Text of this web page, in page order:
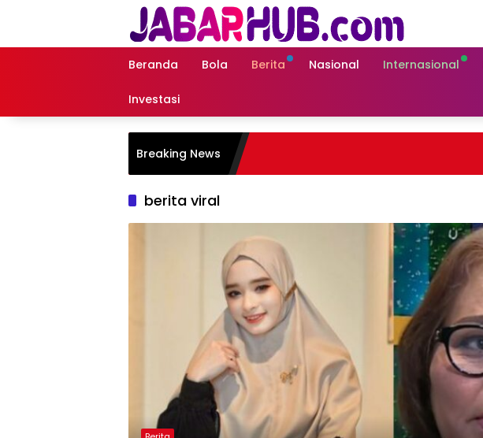
Beranda Bola Berita Nasional Internasional
Investasi
Breaking News
berita viral